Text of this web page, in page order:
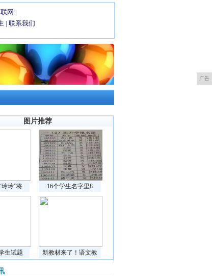
网 |
| 联系我们
广告
图片推荐
玲玲”将 16个学生名字里8
生试题 新教材来了！语文教